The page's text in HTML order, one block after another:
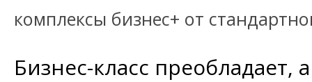
комплексы бизнес+ от
Бизнес-класс преобладает,